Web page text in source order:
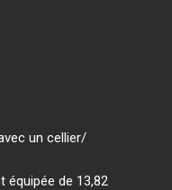
un cellier/
équipée de 13,82